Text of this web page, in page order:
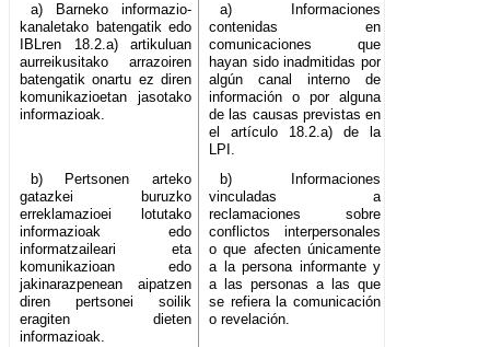
a) Barneko informazio-
kanaletako batengatik edo
IBLren 18.2.a) artikuluan
aurreikusitako arrazoiren
batengatik onartu ez diren
komunikazioetan jasotako
informazioak.
a) Informaciones
contenidas en
comunicaciones que
hayan sido inadmitidas por
algún canal interno de
información o por alguna
de las causas previstas en
el artículo 18.2.a) de la
LPI.
b) Pertsonen arteko
gatazkei buruzko
erreklamazioei lotutako
informazioak edo
informatzaileari eta
komunikazioan edo
jakinarazpenean aipatzen
diren pertsonei soilik
eragiten dieten
informazioak.
b) Informaciones
vinculadas a
reclamaciones sobre
conflictos interpersonales
o que afecten únicamente
a la persona informante y
a las personas a las que
se refiera la comunicación
o revelación.